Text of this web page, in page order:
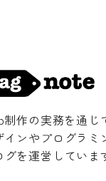
制作の実務を通
インやプログラ
グを運営していま